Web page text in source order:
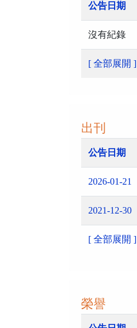
公告日期
沒有紀錄
[ 全部展開 ]
出刊
公告日期
2026-01-21
2021-12-30
[ 全部展開 ]
榮譽